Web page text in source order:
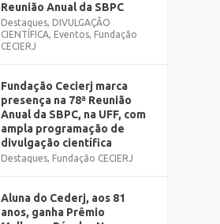
Reunião Anual da SBPC
Destaques, DIVULGAÇÃO
CIENTÍFICA, Eventos, Fundação
CECIERJ
Fundação Cecierj marca
presença na 78ª Reunião
Anual da SBPC, na UFF, com
ampla programação de
divulgação científica
Destaques, Fundação CECIERJ
Aluna do Cederj, aos 81
anos, ganha Prêmio